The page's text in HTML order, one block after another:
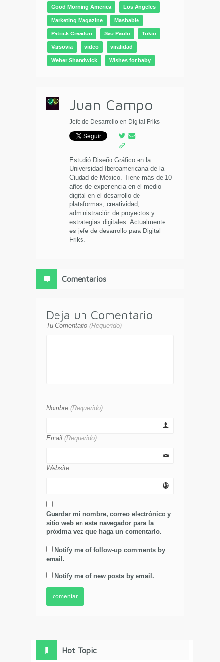
Good Morning America Los Angeles
Marketing Magazine Mashable
Patrick Creadon Sao Paulo Tokio
Varsovia video viralidad
Weber Shandwick Wishes for baby
Juan Campo
Jefe de Desarrollo en Digital Friks
Estudió Diseño Gráfico en la
Universidad Iberoamericana de la
Ciudad de México. Tiene más de 10
años de experiencia en el medio
digital en el desarrollo de
plataformas, creatividad,
administración de proyectos y
estrategias digitales. Actualmente
es jefe de desarrollo para Digital
Friks.
Comentarios
Deja un Comentario
Tu Comentario (Requerido)
Nombre (Requerido)
Email (Requerido)
Website
Guardar mi nombre, correo electrónico y
sitio web en este navegador para la
próxima vez que haga un comentario.
Notify me of follow-up comments by
email.
Notify me of new posts by email.
Hot Topic